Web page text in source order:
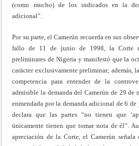
(como mucho) de los indicados en la
adicional”.
Por su parte, el Camerún recuerda en sus
fallo de 11 de junio de 1998, la Corte
preliminares de Nigeria y manifestó que la
carácter exclusivamente preliminar; además,
competencia para entender de la
admisible la demanda del Camerún de 29 de
enmendada por la demanda adicional de 6
declara que las partes “no tienen que
únicamente tienen que tomar nota de él”.
apreciación de la Corte, el Camerún señala